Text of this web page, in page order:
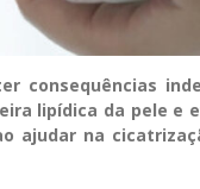
consequências
lipídica da pele e
ajudar na